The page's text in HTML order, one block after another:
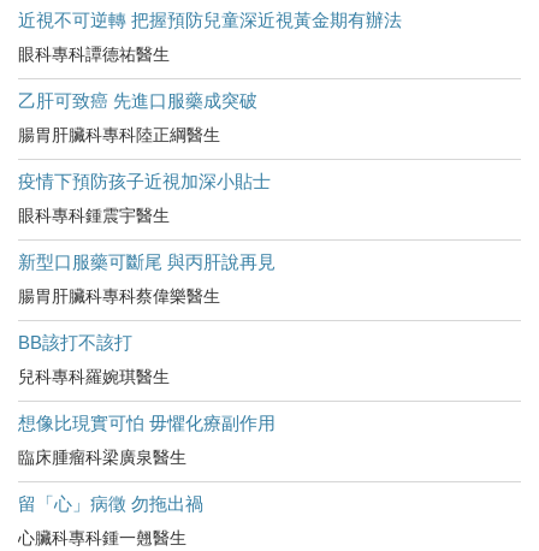
近視不可逆轉 把握預防兒童深近視黃金期有辦法
眼科專科譚德祐醫生
乙肝可致癌 先進口服藥成突破
腸胃肝臟科專科陸正綱醫生
疫情下預防孩子近視加深小貼士
眼科專科鍾震宇醫生
新型口服藥可斷尾 與丙肝說再見
腸胃肝臟科專科蔡偉樂醫生
BB該打不該打
兒科專科羅婉琪醫生
想像比現實可怕 毋懼化療副作用
臨床腫瘤科梁廣泉醫生
留「心」病徵 勿拖出禍
心臟科專科鍾一翹醫生